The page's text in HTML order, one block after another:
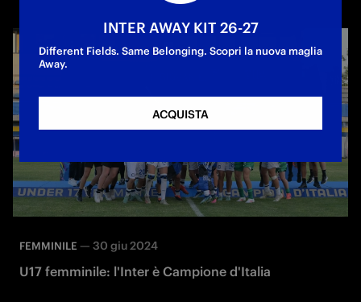
FEMMINILE — 30 giu 2024
U17 femminile: l'Inter è Campione d'Italia
INTER AWAY KIT 26-27
Different Fields. Same Belonging. Scopri la nuova maglia
Away.
ACQUISTA